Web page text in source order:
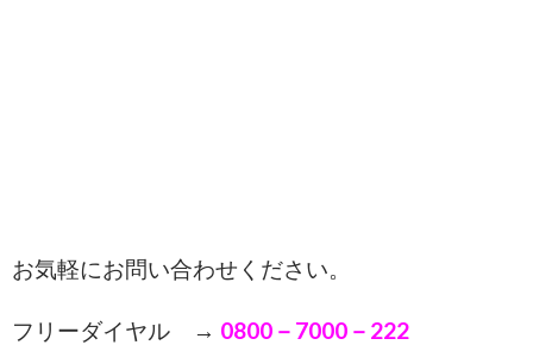
お気軽にお問い合わせください。
フリーダイヤル → 0800－7000－222